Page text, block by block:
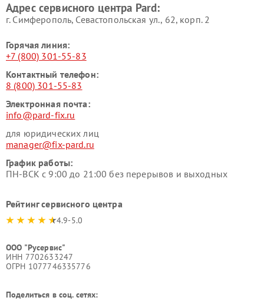
Адрес сервисного центра Pard:
г. Симферополь, Севастопольская ул., 62, корп. 2
Горячая линия:
+7 (800) 301-55-83
Контактный телефон:
8 (800) 301-55-83
Электронная почта:
info@pard-fix.ru
для юридических лиц
manager@fix-pard.ru
График работы:
ПН-ВСК с 9:00 до 21:00 без перерывов и выходных
Рейтинг сервисного центра
4.9-5.0
ООО "Русервис"
ИНН 7702633247
ОГРН 1077746335776
Поделиться в соц. сетях: